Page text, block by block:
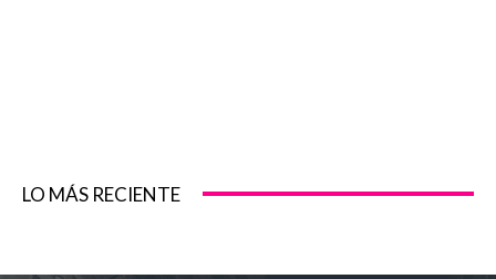
LO MÁS RECIENTE